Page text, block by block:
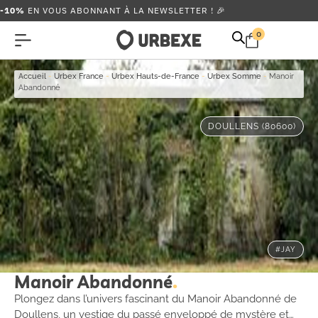
-10% EN VOUS ABONNANT À LA NEWSLETTER ! 🎉
0
Accueil - Urbex France - Urbex Hauts-de-France - Urbex Somme - Manoir
Abandonné
DOULLENS (80600)
#JAY
Manoir Abandonné
Plongez dans l’univers fascinant du Manoir Abandonné de
Doullens, un vestige du passé enveloppé de mystère et